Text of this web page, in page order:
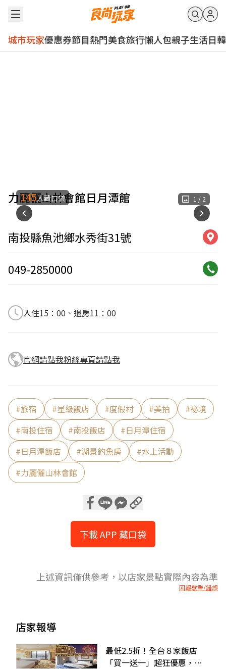
城市玩家優惠券節目熱門美食旅行懶人包親子生活日韓
力麗儷山林會館日月潭館 1 / 2
145人藏口袋
南投縣魚池鄉水秀街31號
049-2850000
入住15：00、退房11：00
官網請點我粉絲專頁請點我
#旅宿 #星級飯店 #度假村 #美拍 #祕境
#南投住宿 #南投飯店 #日月潭住宿
#日月潭飯店 #湖景釣魚房 #水上活動
#力麗儷山林會館
下載 APP 藏口袋
上述資訊僅供參考，以店家景點實際內容為準
回報歇業/錯誤
店家報導
最低2.5折！全台８家飯店
「買一送一」超狂優惠，還